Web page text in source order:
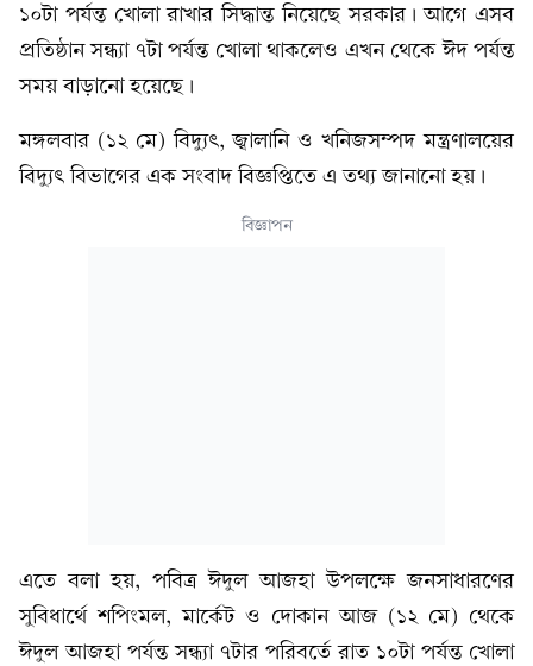
১০টা পর্যন্ত খোলা রাখার সিদ্ধান্ত নিয়েছে সরকার। আগে এসব
প্রতিষ্ঠান সন্ধ্যা ৭টা পর্যন্ত খোলা থাকলেও এখন থেকে ঈদ পর্যন্ত
সময় বাড়ানো হয়েছে।
মঙ্গলবার (১২ মে) বিদ্যুৎ, জ্বালানি ও খনিজসম্পদ মন্ত্রণালয়ের
বিদ্যুৎ বিভাগের এক সংবাদ বিজ্ঞপ্তিতে এ তথ্য জানানো হয়।
বিজ্ঞাপন
এতে বলা হয়, পবিত্র ঈদুল আজহা উপলক্ষে জনসাধারণের
সুবিধার্থে শপিংমল, মার্কেট ও দোকান আজ (১২ মে) থেকে
ঈদুল আজহা পর্যন্ত সন্ধ্যা ৭টার পরিবর্তে রাত ১০টা পর্যন্ত খোলা